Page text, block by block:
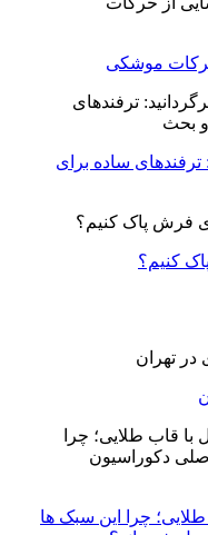
موشکی
ترفندهای ساده برای
کنیم؟
طلایی؛ چرا این سبک ها